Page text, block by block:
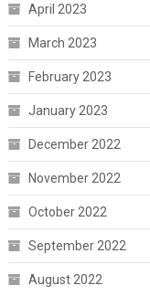
April 2023
March 2023
February 2023
January 2023
December 2022
November 2022
October 2022
September 2022
August 2022